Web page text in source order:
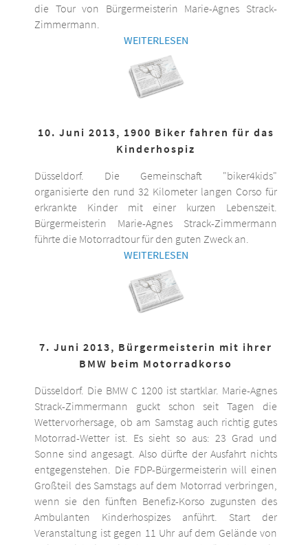
die Tour von Bürgermeisterin Marie-Agnes Strack-
Zimmermann.
WEITERLESEN
10. Juni 2013, 1900 Biker fahren für das
Kinderhospiz
Düsseldorf. Die Gemeinschaft "biker4kids"
organisierte den rund 32 Kilometer langen Corso für
erkrankte Kinder mit einer kurzen Lebenszeit.
Bürgermeisterin Marie-Agnes Strack-Zimmermann
führte die Motorradtour für den guten Zweck an.
WEITERLESEN
7. Juni 2013, Bürgermeisterin mit ihrer
BMW beim Motorradkorso
Düsseldorf. Die BMW C 1200 ist startklar. Marie-Agnes
Strack-Zimmermann guckt schon seit Tagen die
Wettervorhersage, ob am Samstag auch richtig gutes
Motorrad-Wetter ist. Es sieht so aus: 23 Grad und
Sonne sind angesagt. Also dürfte der Ausfahrt nichts
entgegenstehen. Die FDP-Bürgermeisterin will einen
Großteil des Samstags auf dem Motorrad verbringen,
wenn sie den fünften Benefiz-Korso zugunsten des
Ambulanten Kinderhospizes anführt. Start der
Veranstaltung ist gegen 11 Uhr auf dem Gelände von